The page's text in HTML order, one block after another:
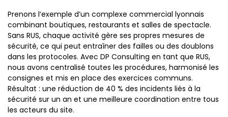
Prenons l’exemple d’un complexe commercial lyonnais
combinant boutiques, restaurants et salles de spectacle.
Sans RUS, chaque activité gère ses propres mesures de
sécurité, ce qui peut entraîner des failles ou des doublons
dans les protocoles. Avec DP Consulting en tant que RUS,
nous avons centralisé toutes les procédures, harmonisé les
consignes et mis en place des exercices communs.
Résultat : une réduction de 40 % des incidents liés à la
sécurité sur un an et une meilleure coordination entre tous
les acteurs du site.